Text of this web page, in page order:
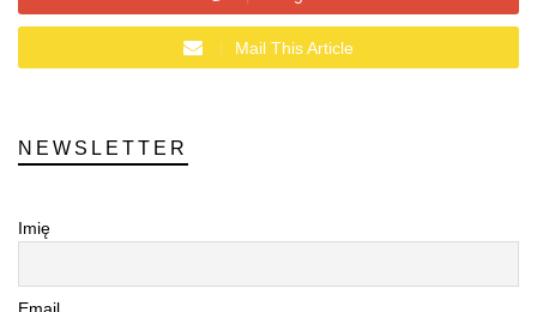
Mail This Article
NEWSLETTER
Imię